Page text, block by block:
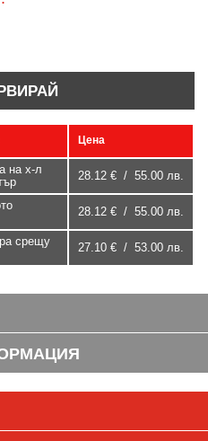
Цена
на х-л
28.12 € / 55.00 лв.
28.12 € / 55.00 лв.
срещу
27.10 € / 53.00 лв.